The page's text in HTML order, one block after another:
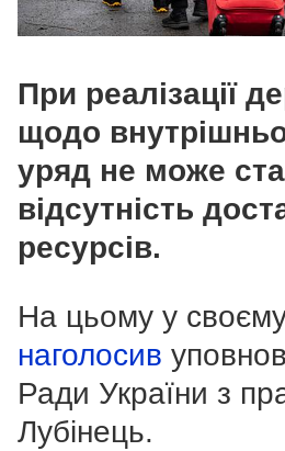
При реалізації
щодо
уряд не може
відсутність
ресурсів.
На цьому у
наголосив
Ради України з
Лубінець.